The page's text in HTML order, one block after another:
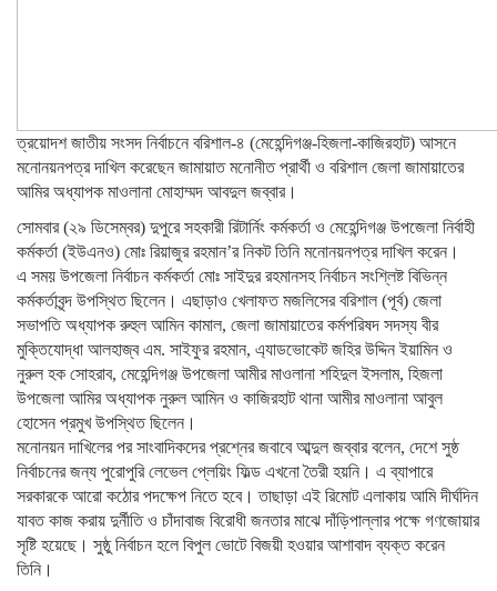
ত্রয়োদশ জাতীয় সংসদ নির্বাচনে বরিশাল-৪ (মেহেন্দিগঞ্জ-হিজলা-কাজিরহাট) আসনে
মনোনয়নপত্র দাখিল করেছেন জামায়াত মনোনীত প্রার্থী ও বরিশাল জেলা জামায়াতের
আমির অধ্যাপক মাওলানা মোহাম্মদ আবদুল জব্বার।
সোমবার (২৯ ডিসেম্বর) দুপুরে সহকারী রিটার্নিং কর্মকর্তা ও মেহেন্দিগঞ্জ উপজেলা নির্বাহী
কর্মকর্তা (ইউএনও) মোঃ রিয়াজুর রহমান’র নিকট তিনি মনোনয়নপত্র দাখিল করেন।
এ সময় উপজেলা নির্বাচন কর্মকর্তা মোঃ সাইদুর রহমানসহ নির্বাচন সংশ্লিষ্ট বিভিন্ন
কর্মকর্তাবৃন্দ উপস্থিত ছিলেন। এছাড়াও খেলাফত মজলিসের বরিশাল (পূর্ব) জেলা
সভাপতি অধ্যাপক রুহুল আমিন কামাল, জেলা জামায়াতের কর্মপরিষদ সদস্য বীর
মুক্তিযোদ্ধা আলহাজ্ব এম. সাইফুর রহমান, এ্যাডভোকেট জহির উদ্দিন ইয়ামিন ও
নুরুল হক সোহরাব, মেহেন্দিগঞ্জ উপজেলা আমীর মাওলানা শহিদুল ইসলাম, হিজলা
উপজেলা আমির অধ্যাপক নুরুল আমিন ও কাজিরহাট থানা আমীর মাওলানা আবুল
হোসেন প্রমুখ উপস্থিত ছিলেন।
মনোনয়ন দাখিলের পর সাংবাদিকদের প্রশ্নের জবাবে আব্দুল জব্বার বলেন, দেশে সুষ্ঠ
নির্বাচনের জন্য পুরোপুরি লেভেল প্লেয়িং ফিল্ড এখনো তৈরী হয়নি। এ ব্যাপারে
সরকারকে আরো কঠোর পদক্ষেপ নিতে হবে। তাছাড়া এই রিমোট এলাকায় আমি দীর্ঘদিন
যাবত কাজ করায় দুর্নীতি ও চাঁদাবাজ বিরোধী জনতার মাঝে দাঁড়িপাল্লার পক্ষে গণজোয়ার
সৃষ্টি হয়েছে। সুষ্ঠু নির্বাচন হলে বিপুল ভোটে বিজয়ী হওয়ার আশাবাদ ব্যক্ত করেন
তিনি।